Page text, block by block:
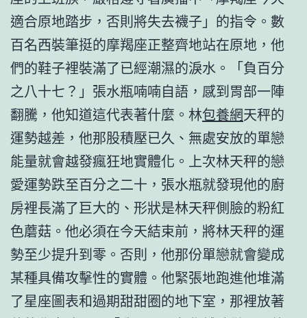
適合原地踏步，否則將失去襪子」的指令。數
百名西裝筆挺的摩羯座正整齊地站在原地，他
們的鞋子裡裝滿了已經潮濕的淚水。「負百分
之八十七？」張水瓶喃喃自語，感到胃部一陣
翻騰，他知道這代表著什麼。林包養網天秤的
運勢越差，他那股積壓已久、無處安放的單戀
能量就會越發瘋狂地實體化。上次林天秤的戀
愛運勢跌至百分之二十，張水瓶就發現他的廚
房裡長滿了巨大的、形狀是林天秤側臉的粉紅
色蘑菇。他必須在今天結束前，將林天秤的運
勢至少提升到零。否則，他那份單戀就會變成
某種具備攻擊性的實體。他緊張地跑進他堆滿
了星座圖表和過期甜甜圈的地下室，那裡放著